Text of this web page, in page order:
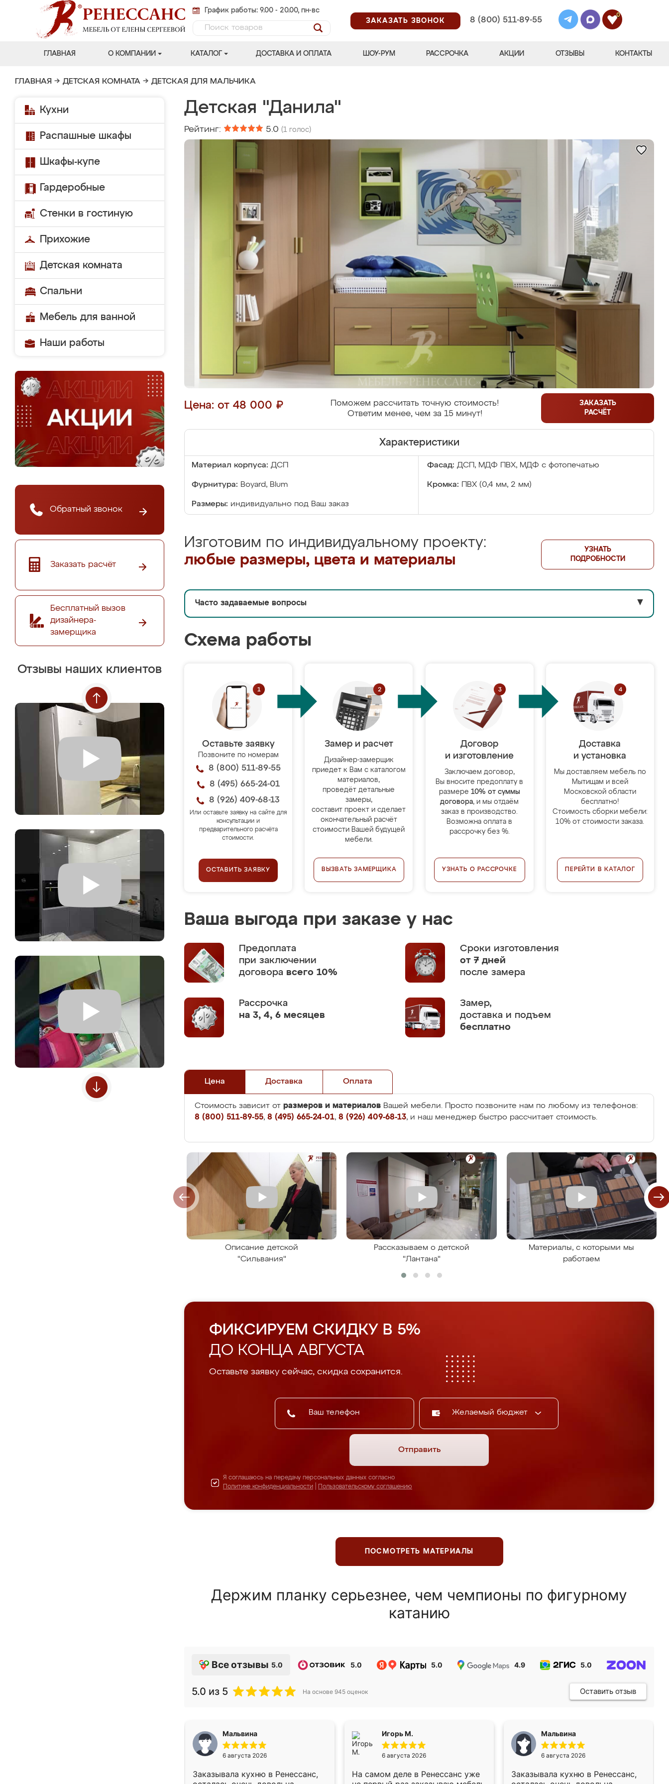
График работы: 9.00 - 20.00, пн-вс
ЗАКАЗАТЬ ЗВОНОК
8 (800) 511-89-55
0
ГЛАВНАЯ О КОМПАНИИ КАТАЛОГ ДОСТАВКА И ОПЛАТА ШОУ-РУМ РАССРОЧКА АКЦИИ ОТЗЫВЫ КОНТАКТЫ
ГЛАВНАЯ → ДЕТСКАЯ КОМНАТА → ДЕТСКАЯ ДЛЯ МАЛЬЧИКА
Кухни
Распашные шкафы
Шкафы-купе
Гардеробные
Стенки в гостиную
Прихожие
Детская комната
Спальни
Мебель для ванной
Наши работы
Обратный звонок
Заказать расчёт
Бесплатный вызов
дизайнера-
замерщика
Отзывы наших клиентов
Детская "Данила"
Рейтинг: 5.0 (1 голос)
Цена: от 48 000 ₽
Поможем рассчитать точную стоимость!
Ответим менее, чем за 15 минут!
ЗАКАЗАТЬ
РАСЧЁТ
Характеристики
Материал корпуса: ДСП Фасад: ДСП, МДФ ПВХ, МДФ с фотопечатью
Фурнитура: Boyard, Blum Кромка: ПВХ (0,4 мм, 2 мм)
Размеры: индивидуально под Ваш заказ
Изготовим по индивидуальному проекту:
любые размеры, цвета и материалы
УЗНАТЬ
ПОДРОБНОСТИ
Часто задаваемые вопросы ▼
Схема работы
Оставьте заявку
Позвоните по номерам
8 (800) 511-89-55
8 (495) 665-24-01
8 (926) 409-68-13
Или оставьте заявку на сайте для
консультации и
предварительного расчёта
стоимости.
ОСТАВИТЬ ЗАЯВКУ
Замер и расчет
Дизайнер-замерщик
приедет к Вам с каталогом
материалов,
проведёт детальные
замеры,
составит проект и сделает
окончательный расчёт
стоимости Вашей будущей
мебели.
ВЫЗВАТЬ ЗАМЕРЩИКА
Договор
и изготовление
Заключаем договор,
Вы вносите предоплату в
размере 10% от суммы
договора, и мы отдаём
заказ в производство.
Возможна оплата в
рассрочку без %.
УЗНАТЬ О РАССРОЧКЕ
Доставка
и установка
Мы доставляем мебель по
Мытищам и всей
Московской области
бесплатно!
Стоимость сборки мебели:
10% от стоимости заказа.
ПЕРЕЙТИ В КАТАЛОГ
Ваша выгода при заказе у нас
Предоплата
при заключении
договора всего 10%
Сроки изготовления
от 7 дней
после замера
Рассрочка
на 3, 4, 6 месяцев
Замер,
доставка и подъем
бесплатно
Цена Доставка Оплата
Стоимость зависит от размеров и материалов Вашей мебели. Просто позвоните нам по любому из телефонов:
8 (800) 511-89-55, 8 (495) 665-24-01, 8 (926) 409-68-13, и наш менеджер быстро рассчитает стоимость.
Описание детской
"Сильвания"
Рассказываем о детской
"Лантана"
Материалы, с которыми мы
работаем
ФИКСИРУЕМ СКИДКУ В 5%
ДО КОНЦА АВГУСТА
Оставьте заявку сейчас, скидка сохранится.
Желаемый бюджет
Отправить
Я соглашаюсь на передачу персональных данных согласно
Политике конфиденциальности
Пользовательскому соглашению
ПОСМОТРЕТЬ МАТЕРИАЛЫ
Держим планку серьезнее, чем чемпионы по фигурному
катанию
Все отзывы 5.0 5.0 5.0 4.9 5.0
5.0 из 5 На основе 945 оценок Оставить отзыв
Мальвина
6 августа 2026
Заказывала кухню в Ренессанс,
Игорь М.
6 августа 2026
На самом деле в Ренессанс уже
Мальвина
6 августа 2026
Заказывала кухню в Ренессанс,